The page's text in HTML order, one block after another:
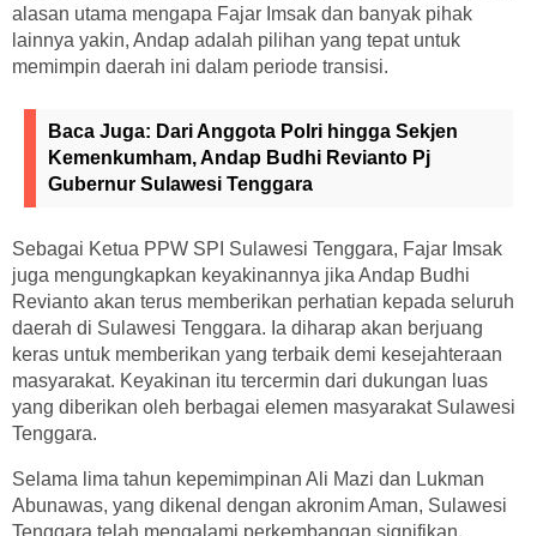
alasan utama mengapa Fajar Imsak dan banyak pihak
lainnya yakin, Andap adalah pilihan yang tepat untuk
memimpin daerah ini dalam periode transisi.
Baca Juga: Dari Anggota Polri hingga Sekjen
Kemenkumham, Andap Budhi Revianto Pj
Gubernur Sulawesi Tenggara
Sebagai Ketua PPW SPI Sulawesi Tenggara, Fajar Imsak
juga mengungkapkan keyakinannya jika Andap Budhi
Revianto akan terus memberikan perhatian kepada seluruh
daerah di Sulawesi Tenggara. Ia diharap akan berjuang
keras untuk memberikan yang terbaik demi kesejahteraan
masyarakat. Keyakinan itu tercermin dari dukungan luas
yang diberikan oleh berbagai elemen masyarakat Sulawesi
Tenggara.
Selama lima tahun kepemimpinan Ali Mazi dan Lukman
Abunawas, yang dikenal dengan akronim Aman, Sulawesi